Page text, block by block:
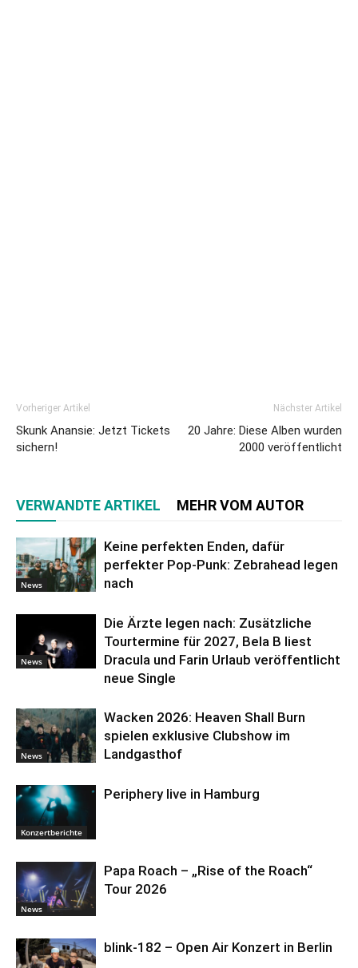
Vorheriger Artikel
Skunk Anansie: Jetzt Tickets
sichern!
Nächster Artikel
20 Jahre: Diese Alben wurden
2000 veröffentlicht
VERWANDTE ARTIKEL MEHR VOM AUTOR
News
Keine perfekten Enden, dafür
perfekter Pop-Punk: Zebrahead legen
nach
News
Die Ärzte legen nach: Zusätzliche
Tourtermine für 2027, Bela B liest
Dracula und Farin Urlaub veröffentlicht
neue Single
News
Wacken 2026: Heaven Shall Burn
spielen exklusive Clubshow im
Landgasthof
Konzertberichte
Periphery live in Hamburg
News
Papa Roach – „Rise of the Roach“
Tour 2026
blink-182 – Open Air Konzert in Berlin